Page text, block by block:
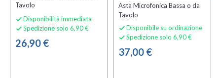
Tavolo
 Disponibilità immediata
 Spedizione solo 6,90 €
26,90 €
Asta Microfonica Bassa o da
Tavolo
 Disponibile su ordinazione
 Spedizione solo 6,90 €
37,00 €